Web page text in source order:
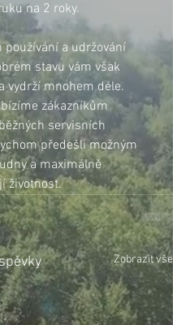
na 2 roky.
používání a udržování
stavu vám však
vydrží mnohem déle.
zákazníkům
servisních
předešli možným
a maximálně
životnost.
Zobrazit vše